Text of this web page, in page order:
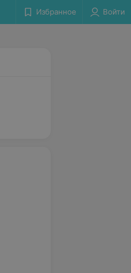
Избранное Войти